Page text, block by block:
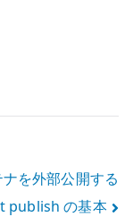
を外部公開する
publish の基本